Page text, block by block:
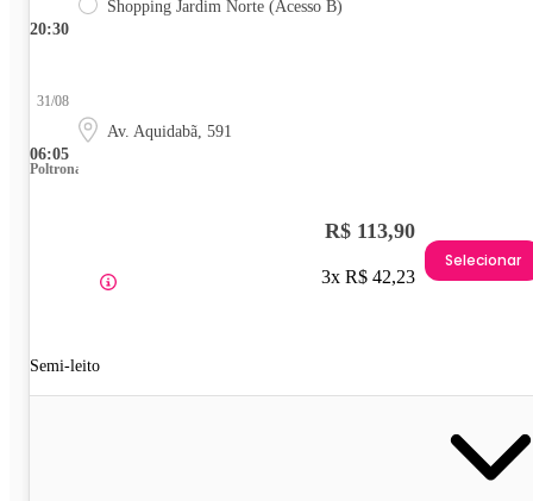
20:30
Shopping Jardim Norte (Acesso B)
06:05
31/08
Av. Aquidabã, 591
Poltrona
Semi-leito
R$ 113,90
3x R$ 42,23
Selecionar